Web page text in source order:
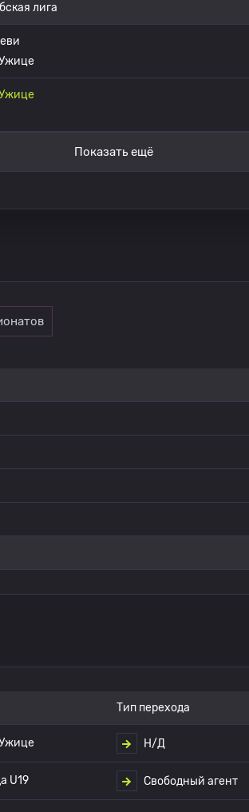
лига
Показать ещё
Тип перехода
Н/Д
U19 Свободный агент